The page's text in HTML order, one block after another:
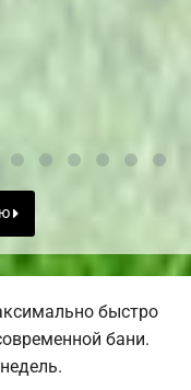
быстро
бани.